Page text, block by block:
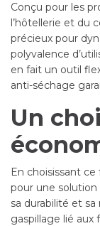
Conçu pour les
l’hôtellerie et du
précieux pour
polyvalence
en fait un outil
anti-séchage
Un
En choisissant
pour une solution
sa durabilité et
gaspillage lié aux